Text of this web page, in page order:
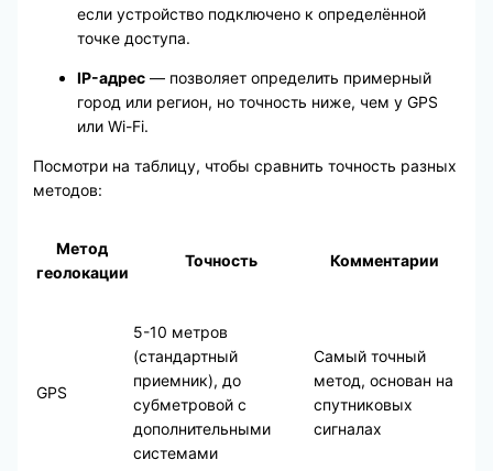
если устройство подключено к определённой
точке доступа.
IP-адрес— позволяет определить примерный
город или регион, но точность ниже, чем у GPS
или Wi-Fi.
Посмотри на таблицу, чтобы сравнить точность разных
методов:
Метод
геолокации
Точность Комментарии
GPS
5-10 метров
(стандартный
приемник), до
субметровой с
дополнительными
системами
Самый точный
метод, основан на
спутниковых
сигналах